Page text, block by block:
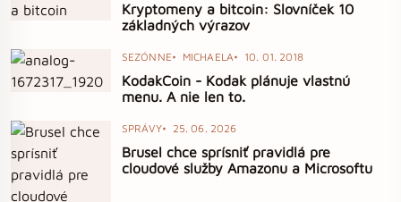
Kryptomeny a bitcoin: Slovníček 10
základných výrazov
SEZÓNNE MICHAELA 10. 01. 2018
KodakCoin - Kodak plánuje vlastnú
menu. A nie len to.
SPRÁVY 25. 06. 2026
Brusel chce sprísniť pravidlá pre
cloudové služby Amazonu a Microsoftu